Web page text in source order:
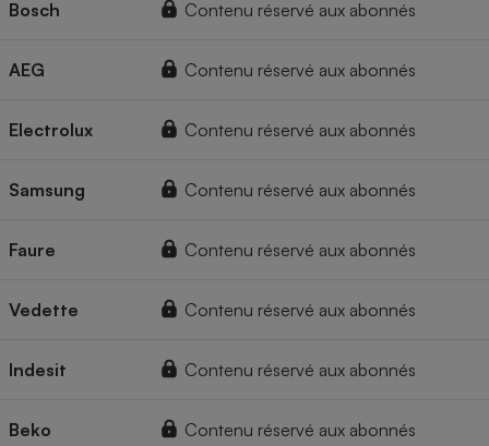
Bosch Contenu réservé aux abonnés
AEG Contenu réservé aux abonnés
Electrolux Contenu réservé aux abonnés
Samsung Contenu réservé aux abonnés
Faure Contenu réservé aux abonnés
Vedette Contenu réservé aux abonnés
Indesit Contenu réservé aux abonnés
Beko Contenu réservé aux abonnés